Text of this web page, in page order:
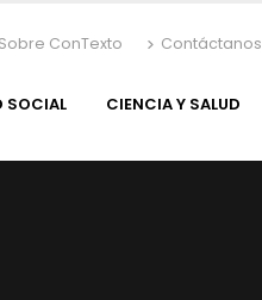
Sobre ConTexto Contáctanos
SOCIAL CIENCIA Y SALUD